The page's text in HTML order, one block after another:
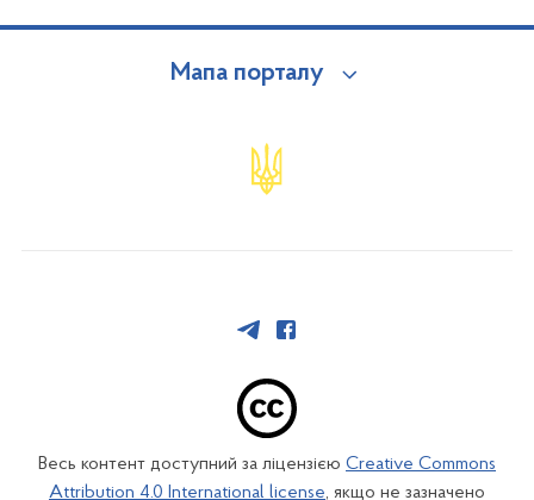
Мапа порталу
Весь контент доступний за ліцензією Creative Commons
Attribution 4.0 International license, якщо не зазначено